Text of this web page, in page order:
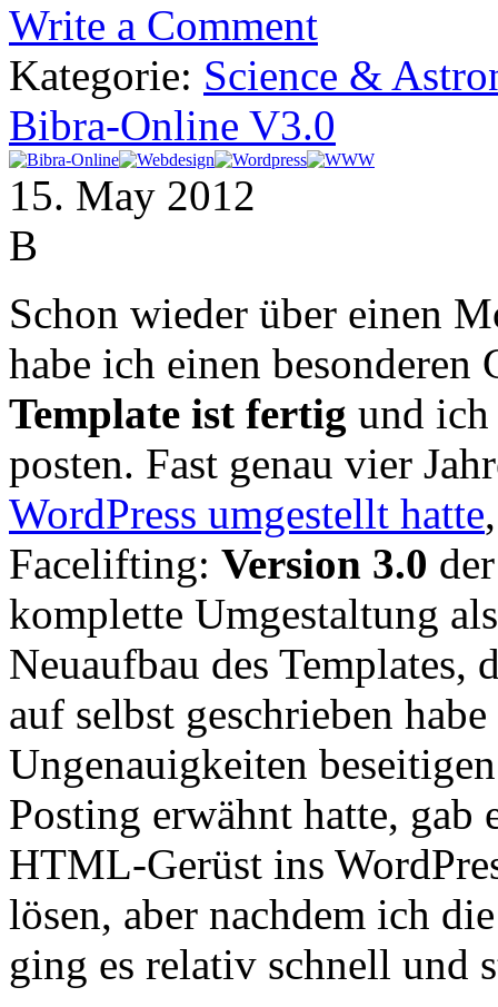
Write a Comment
Kategorie: Science &
Bibra-Online V3.0
15. May 2012
B
Schon wieder über einen
habe ich einen
Template ist fertig und
posten. Fast genau vier
WordPress umgestellt hatte
Facelifting: Version 3.0
komplette Umgestaltung
Neuaufbau des
auf selbst geschrieben
Ungenauigkeiten
Posting erwähnt hatte, gab
HTML-Gerüst ins
lösen, aber nachdem ich
ging es relativ schnell und